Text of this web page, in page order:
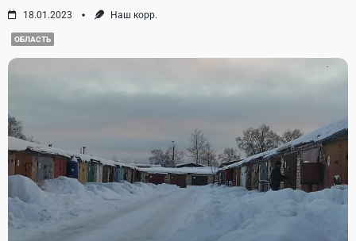
18.01.2023 Наш корр.
ОБЛАСТЬ